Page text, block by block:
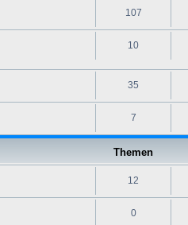
107
10
35
7
Themen
12
0